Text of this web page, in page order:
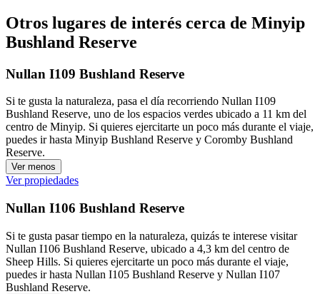
Otros lugares de interés cerca de Minyip
Bushland Reserve
Nullan I109 Bushland Reserve
Si te gusta la naturaleza, pasa el día recorriendo Nullan I109
Bushland Reserve, uno de los espacios verdes ubicado a 11 km del
centro de Minyip. Si quieres ejercitarte un poco más durante el viaje,
puedes ir hasta Minyip Bushland Reserve y Coromby Bushland
Reserve.
Ver menos
Ver propiedades
Nullan I106 Bushland Reserve
Si te gusta pasar tiempo en la naturaleza, quizás te interese visitar
Nullan I106 Bushland Reserve, ubicado a 4,3 km del centro de
Sheep Hills. Si quieres ejercitarte un poco más durante el viaje,
puedes ir hasta Nullan I105 Bushland Reserve y Nullan I107
Bushland Reserve.